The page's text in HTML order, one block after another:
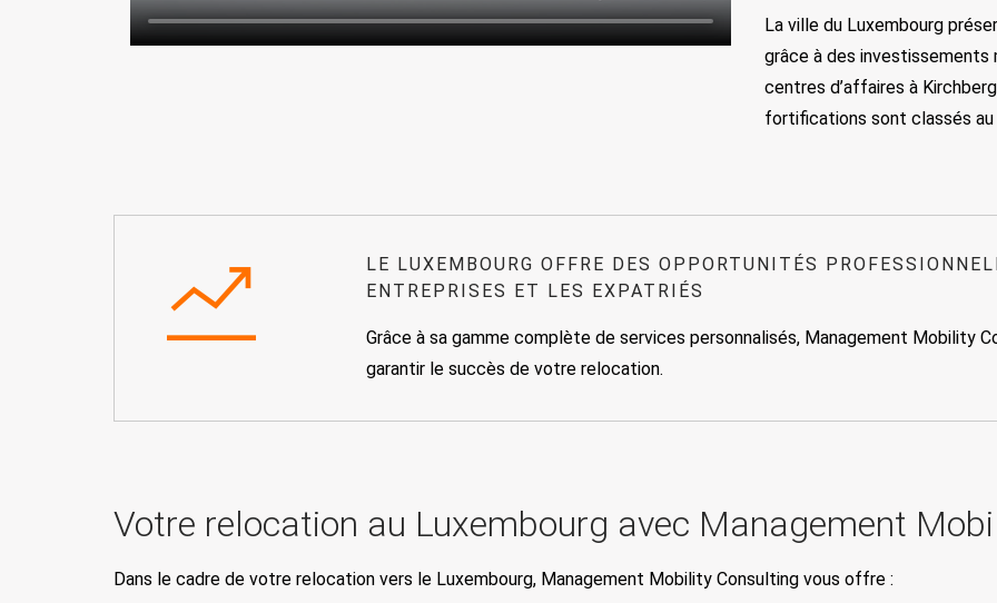
La ville du Luxembourg
grâce à des investissements
centres d’affaires à
fortifications sont classés au
LE LUXEMBOURG OFFRE DES OPPORTUNITÉS
ENTREPRISES ET LES EXPATRIÉS
Grâce à sa gamme complète de services personnalisés, Management Mobility
garantir le succès de votre relocation.
Votre relocation au Luxembourg avec Management
Dans le cadre de votre relocation vers le Luxembourg, Management Mobility Consulting vous offre :